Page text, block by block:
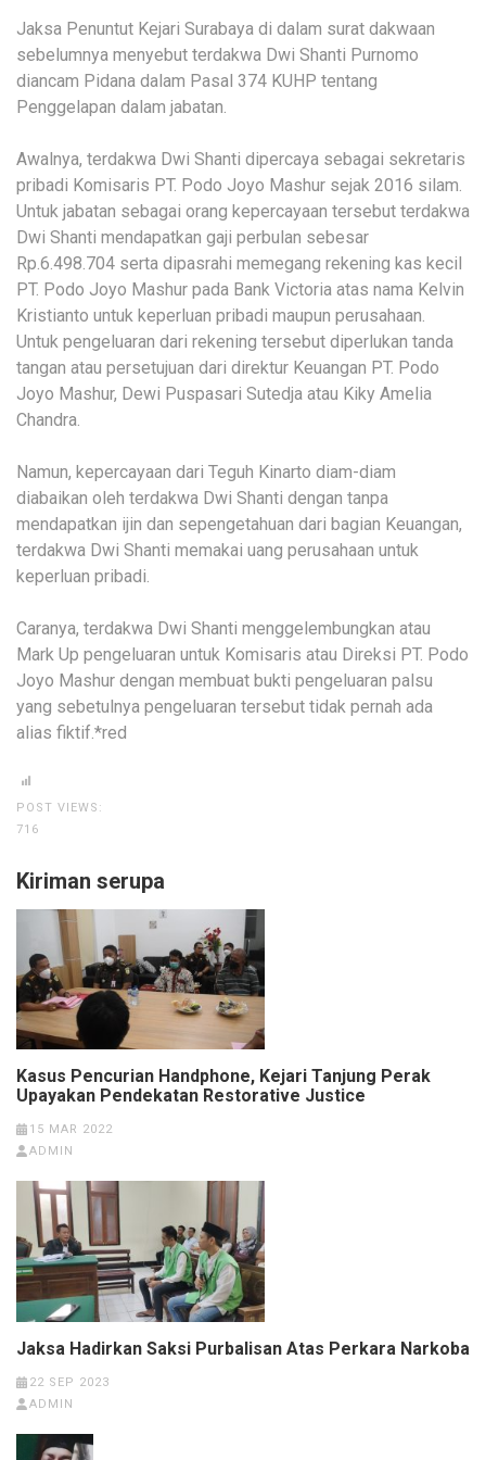
Jaksa Penuntut Kejari Surabaya di dalam surat dakwaan
sebelumnya menyebut terdakwa Dwi Shanti Purnomo
diancam Pidana dalam Pasal 374 KUHP tentang
Penggelapan dalam jabatan.
Awalnya, terdakwa Dwi Shanti dipercaya sebagai sekretaris
pribadi Komisaris PT. Podo Joyo Mashur sejak 2016 silam.
Untuk jabatan sebagai orang kepercayaan tersebut terdakwa
Dwi Shanti mendapatkan gaji perbulan sebesar
Rp.6.498.704 serta dipasrahi memegang rekening kas kecil
PT. Podo Joyo Mashur pada Bank Victoria atas nama Kelvin
Kristianto untuk keperluan pribadi maupun perusahaan.
Untuk pengeluaran dari rekening tersebut diperlukan tanda
tangan atau persetujuan dari direktur Keuangan PT. Podo
Joyo Mashur, Dewi Puspasari Sutedja atau Kiky Amelia
Chandra.
Namun, kepercayaan dari Teguh Kinarto diam-diam
diabaikan oleh terdakwa Dwi Shanti dengan tanpa
mendapatkan ijin dan sepengetahuan dari bagian Keuangan,
terdakwa Dwi Shanti memakai uang perusahaan untuk
keperluan pribadi.
Caranya, terdakwa Dwi Shanti menggelembungkan atau
Mark Up pengeluaran untuk Komisaris atau Direksi PT. Podo
Joyo Mashur dengan membuat bukti pengeluaran palsu
yang sebetulnya pengeluaran tersebut tidak pernah ada
alias fiktif.*red
POST VIEWS:
716
Kiriman serupa
Kasus Pencurian Handphone, Kejari Tanjung Perak
Upayakan Pendekatan Restorative Justice
15 MAR 2022
ADMIN
Jaksa Hadirkan Saksi Purbalisan Atas Perkara Narkoba
22 SEP 2023
ADMIN